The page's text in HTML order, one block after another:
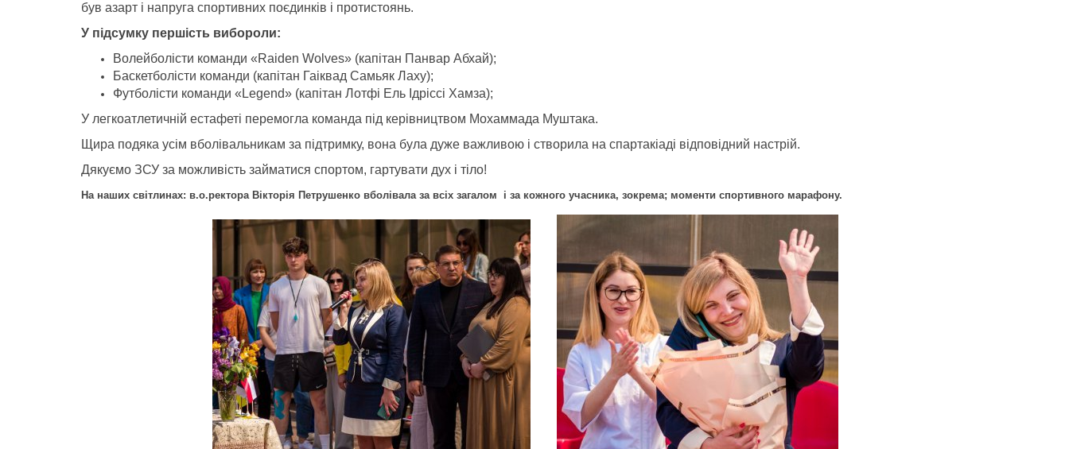
був азарт і напруга спортивних поєдинків і протистоянь.
У підсумку першість вибороли:
Волейболісти команди «Raiden Wolves» (капітан Панвар Абхай);
Баскетболісти команди (капітан Гаіквад Самьяк Лаху);
Футболісти команди «Legend» (капітан Лотфі Ель Ідріссі Хамза);
У легкоатлетичній естафеті перемогла команда під керівництвом Мохаммада Муштака.
Щира подяка усім вболівальникам за підтримку, вона була дуже важливою і створила на спартакіаді відповідний настрій.
Дякуємо ЗСУ за можливість займатися спортом, гартувати дух і тіло!
На наших світлинах: в.о.ректора Вікторія Петрушенко вболівала за всіх загалом і за кожного учасника, зокрема; моменти спортивного марафону.